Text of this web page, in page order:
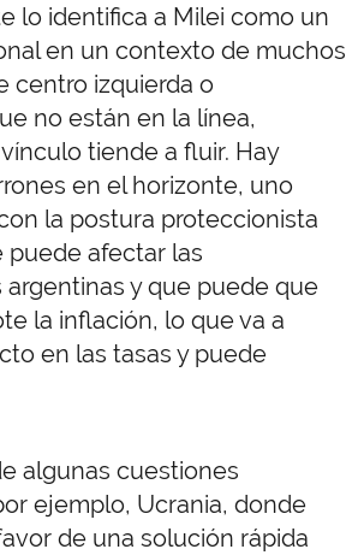
lo identifica a Milei como un
en un contexto de muchos
centro izquierda o
no están en la línea,
tiende a fluir. Hay
en el horizonte, uno
la postura proteccionista
puede afectar las
y que puede que
la inflación, lo que va a
en las tasas y puede
algunas cuestiones
ejemplo, Ucrania, donde
de una solución rápida